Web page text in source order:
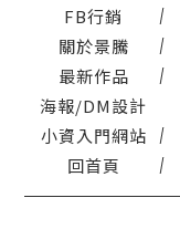
FB行銷
關於景騰
最新作品
海報/DM設計
小資入門網站
回首頁